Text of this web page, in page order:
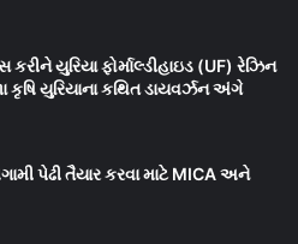
યુરિયા ફોર્માલ્ડીહાઇડ (UF) રેઝિન
યુરિયાના કથિત ડાયવર્ઝન અંગે
પેઢી તૈયાર કરવા માટે MICA અને